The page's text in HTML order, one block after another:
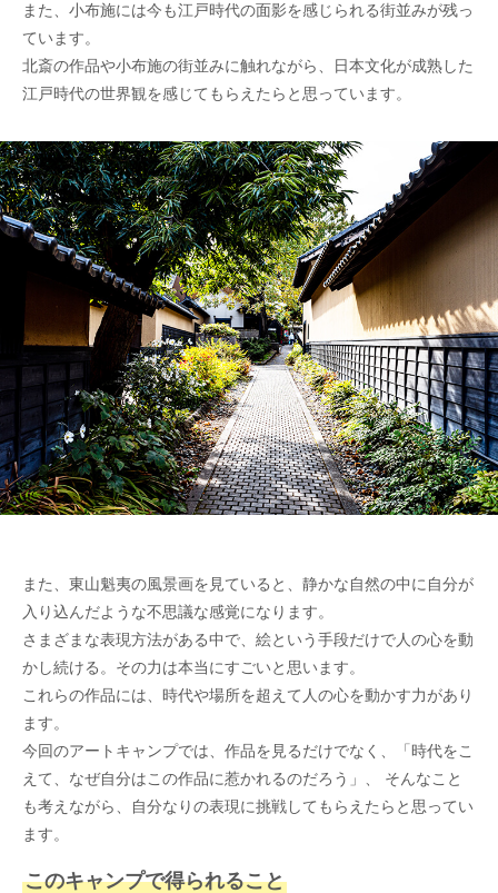
また、小布施には今も江戸時代の面影を感じられる街並みが残っ
ています。
北斎の作品や小布施の街並みに触れながら、日本文化が成熟した
江戸時代の世界観を感じてもらえたらと思っています。
また、東山魁夷の風景画を見ていると、静かな自然の中に自分が
入り込んだような不思議な感覚になります。
さまざまな表現方法がある中で、絵という手段だけで人の心を動
かし続ける。その力は本当にすごいと思います。
これらの作品には、時代や場所を超えて人の心を動かす力があり
ます。
今回のアートキャンプでは、作品を見るだけでなく、「時代をこ
えて、なぜ自分はこの作品に惹かれるのだろう」、 そんなこと
も考えながら、自分なりの表現に挑戦してもらえたらと思ってい
ます。
このキャンプで得られること